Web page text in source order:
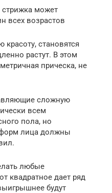
стрижка может
всех возрастов
становятся
растут. В этом
прическа, не
сложную
всем
пола, но
лица должны
любые
квадратное дает ряд
будут